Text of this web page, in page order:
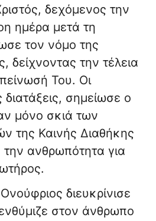
δεχόμενος την
ημέρα μετά τη
τον νόμο της
δείχνοντας την τέλεια
Του. Οι
διατάξεις, σημείωσε ο
μόνο σκιά των
της Καινής Διαθήκης
την ανθρωπότητα για
διευκρίνισε
στον άνθρωπο